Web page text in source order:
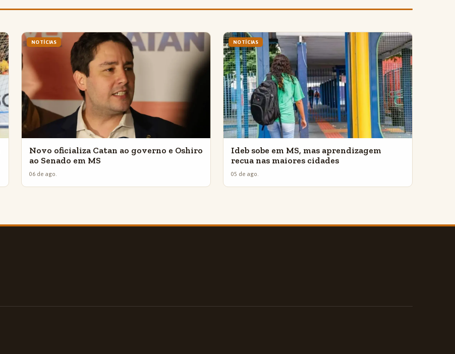
NOTÍCIAS
Novo oficializa Catan ao governo e Oshiro
ao Senado em MS
06 de ago.
NOTÍCIAS
Ideb sobe em MS, mas aprendizagem
recua nas maiores cidades
05 de ago.